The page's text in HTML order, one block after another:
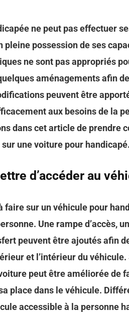
ne peut pas effectuer
pleine possession de ses
ne sont pas appropriés
aménagements afin
peuvent être
aux besoins de la
dans cet article de prendre
une voiture pour handicapé.
d’accéder au
faire sur un véhicule pour
Une rampe d’accès,
peuvent être ajoutés afin
et l’intérieur du
peut être améliorée de
place dans le véhicule.
accessible à la personne